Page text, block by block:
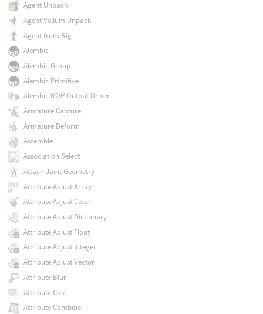
Agent Unpack
Agent Vellum Unpack
Agent from Rig
Alembic
Alembic Group
Alembic Primitive
Alembic ROP Output Driver
Armature Capture
Armature Deform
Assemble
Association Select
Attach Joint Geometry
Attribute Adjust Array
Attribute Adjust Color
Attribute Adjust Dictionary
Attribute Adjust Float
Attribute Adjust Integer
Attribute Adjust Vector
Attribute Blur
Attribute Cast
Attribute Combine